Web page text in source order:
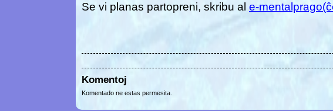
Se vi planas partopreni, skribu al e-
Komentoj
Komentado ne estas permesita.